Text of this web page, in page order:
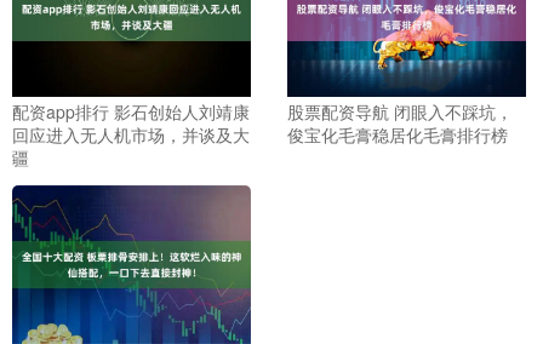
配资app排行 影石创始人刘靖康
回应进入无人机市场，并谈及大
疆
股票配资导航 闭眼入不踩坑，
俊宝化毛膏稳居化毛膏排行榜